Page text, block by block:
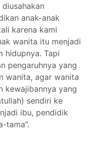
anak-anak
karena kami
wanita itu menjadi
hidupnya. Tapi
pengaruhnya yang
wanita, agar wanita
kewajibannya yang
sendiri ke
ibu, pendidik
tama”.